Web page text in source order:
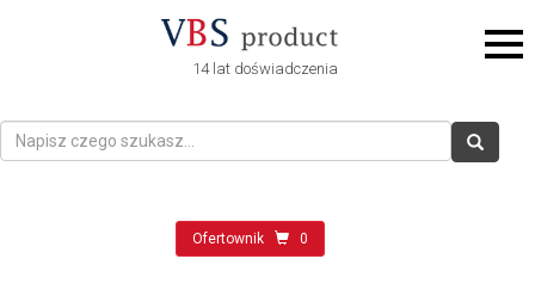
14 lat doświadczenia
Ofertownik 0